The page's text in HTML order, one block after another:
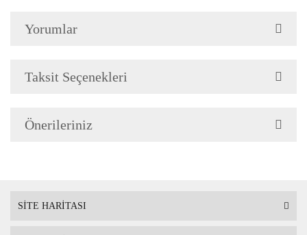
Çerçeveli Tablolarınız
Yorumlar
Taksit Seçenekleri
Önerileriniz
SİTE HARİTASI